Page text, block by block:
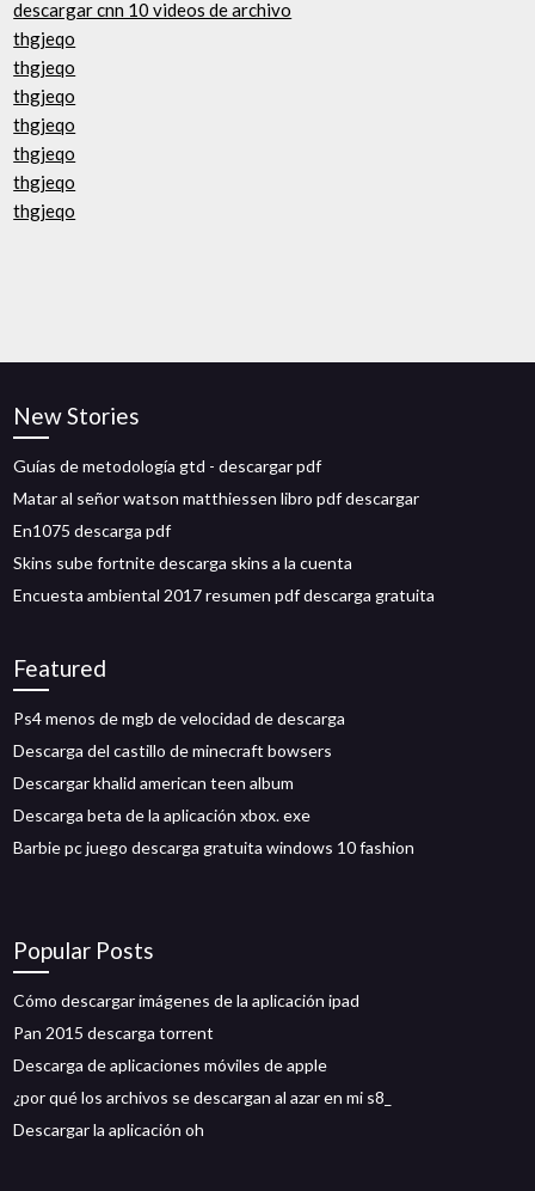
descargar cnn 10 videos de archivo
thgjeqo
thgjeqo
thgjeqo
thgjeqo
thgjeqo
thgjeqo
thgjeqo
New Stories
Guías de metodología gtd - descargar pdf
Matar al señor watson matthiessen libro pdf descargar
En1075 descarga pdf
Skins sube fortnite descarga skins a la cuenta
Encuesta ambiental 2017 resumen pdf descarga gratuita
Featured
Ps4 menos de mgb de velocidad de descarga
Descarga del castillo de minecraft bowsers
Descargar khalid american teen album
Descarga beta de la aplicación xbox. exe
Barbie pc juego descarga gratuita windows 10 fashion
Popular Posts
Cómo descargar imágenes de la aplicación ipad
Pan 2015 descarga torrent
Descarga de aplicaciones móviles de apple
¿por qué los archivos se descargan al azar en mi s8_
Descargar la aplicación oh